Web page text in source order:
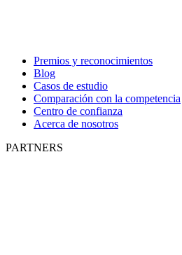
Premios y reconocimientos
Blog
Casos de estudio
Comparación con la competencia
Centro de confianza
Acerca de nosotros
PARTNERS